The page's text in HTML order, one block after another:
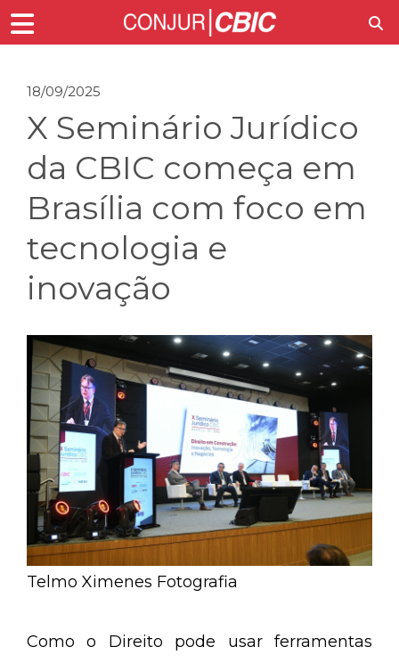
18/09/2025
X Seminário Jurídico
da CBIC começa em
Brasília com foco em
tecnologia e
inovação
Telmo Ximenes Fotografia
Como o Direito pode usar ferramentas